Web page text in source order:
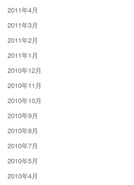
2011年4月
2011年3月
2011年2月
2011年1月
2010年12月
2010年11月
2010年10月
2010年9月
2010年8月
2010年7月
2010年5月
2010年4月